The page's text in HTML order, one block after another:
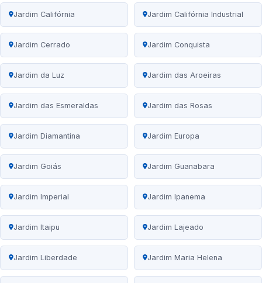
Jardim Califórnia Jardim Califórnia Industrial
Jardim Cerrado Jardim Conquista
Jardim da Luz Jardim das Aroeiras
Jardim das Esmeraldas Jardim das Rosas
Jardim Diamantina Jardim Europa
Jardim Goiás Jardim Guanabara
Jardim Imperial Jardim Ipanema
Jardim Itaipu Jardim Lajeado
Jardim Liberdade Jardim Maria Helena